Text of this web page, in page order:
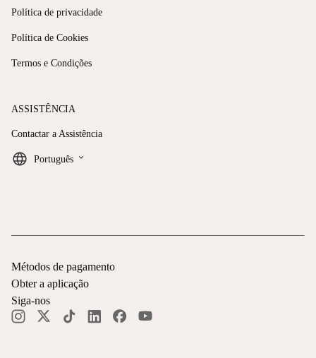
Política de privacidade
Política de Cookies
Termos e Condições
ASSISTÊNCIA
Contactar a Assistência
Português keyboard_arrow_down
Métodos de pagamento
Obter a aplicação
Siga-nos